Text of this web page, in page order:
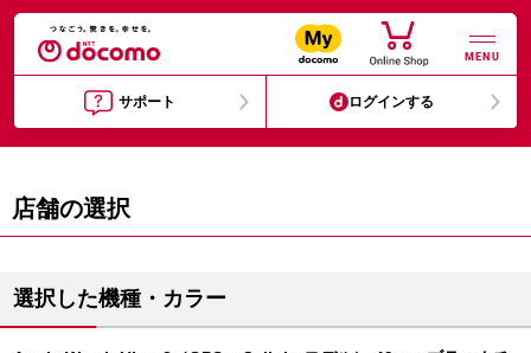
MENU
サポート ログインする
店舗の選択
選択した機種・カラー